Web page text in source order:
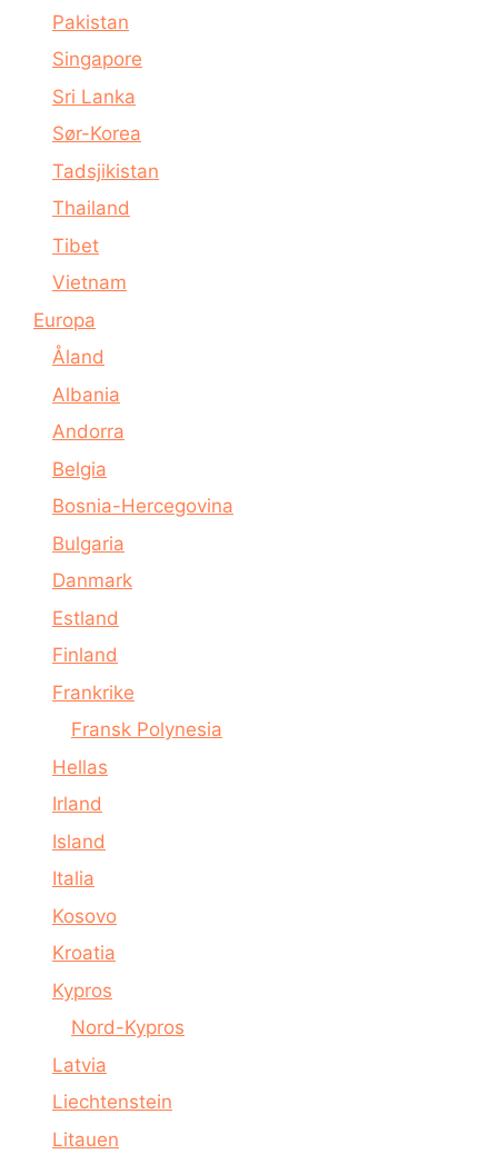
Pakistan
Singapore
Sri Lanka
Sør-Korea
Tadsjikistan
Thailand
Tibet
Vietnam
Europa
Åland
Albania
Andorra
Belgia
Bosnia-Hercegovina
Bulgaria
Danmark
Estland
Finland
Frankrike
Fransk Polynesia
Hellas
Irland
Island
Italia
Kosovo
Kroatia
Kypros
Nord-Kypros
Latvia
Liechtenstein
Litauen